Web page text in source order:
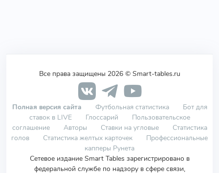
Все права защищены 2026 © Smart-tables.ru
Полная версия сайта Футбольная статистика
Бот для
ставок в LIVE
Глоссарий
Пользовательское
соглашение
Авторы Ставки на угловые
Статистика
голов
Статистика желтых карточек
Профессиональные
капперы Рунета
Сетевое издание Smart Tables зарегистрировано в
федеральной службе по надзору в сфере связи,